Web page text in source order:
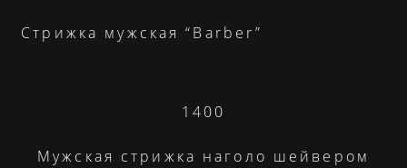
Стрижка мужская “Barber”
1400
Мужская стрижка наголо шейвером